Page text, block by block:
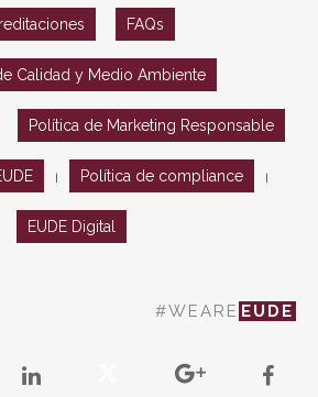
FAQs
Calidad y Medio Ambiente
Política de Marketing Responsable
Política de compliance
EUDE Digital
#WEARE EUDE